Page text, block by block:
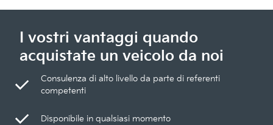
I vostri vantaggi quando
acquistate un veicolo da noi
Consulenza di alto livello da parte di referenti
competenti
Disponibile in qualsiasi momento